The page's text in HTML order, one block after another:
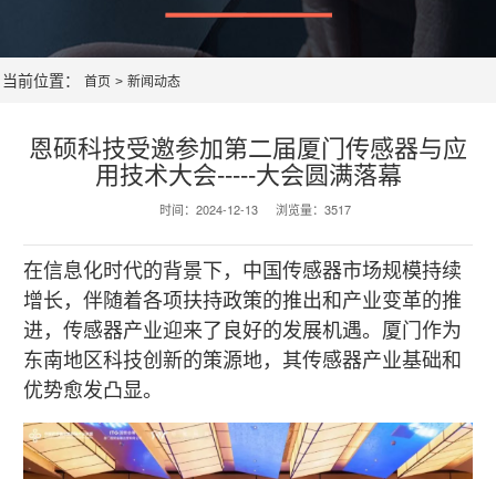
当前位置： 首页 > 新闻动态
恩硕科技受邀参加第二届厦门传感器与应
用技术大会-----大会圆满落幕
时间： 2024-12-13 浏览量： 3517
在信息化时代的背景下，中国传感器市场规模持续
增长，伴随着各项扶持政策的推出和产业变革的推
进，传感器产业迎来了良好的发展机遇。厦门作为
东南地区科技创新的策源地，其传感器产业基础和
优势愈发凸显。